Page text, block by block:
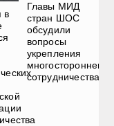
в
Главы МИД
стран ШОС
обсудили
вопросы
укрепления
многостороннего
сотрудничества